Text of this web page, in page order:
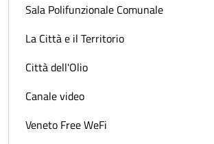
Sala Polifunzionale Comunale
La Città e il Territorio
Città dell'Olio
Canale video
Veneto Free WeFi